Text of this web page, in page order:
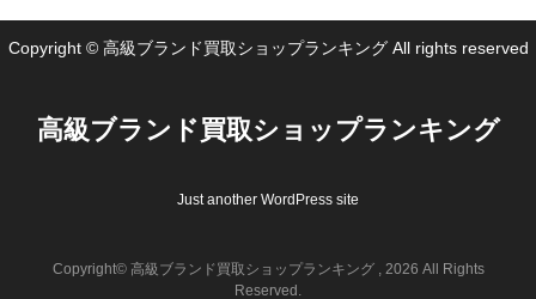
Copyright © 高級ブランド買取ショップランキング All rights reserved
高級ブランド買取ショップランキング
Just another WordPress site
Copyright© 高級ブランド買取ショップランキング , 2026 All Rights
Reserved.